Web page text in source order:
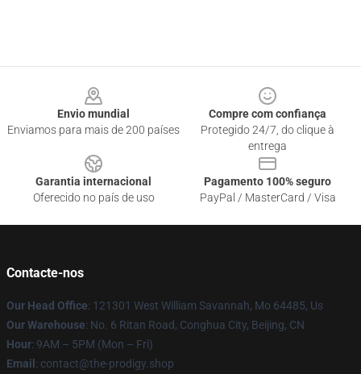
Envio mundial
Enviamos para mais de 200 países
Compre com confiança
Protegido 24/7, do clique à
entrega
Garantia internacional
Oferecido no país de uso
Pagamento 100% seguro
PayPal / MasterCard / Visa
Contacte-nos
Our Head Office: 121301 West William Savannah, Mo 64485, Us
Our Warehouse: No. 6 Ritan Road, Conghua City, Beijing, CN
Hour: 9AM – 5PM (Mon – Fri)
Email : contact@the-prodigy.shop